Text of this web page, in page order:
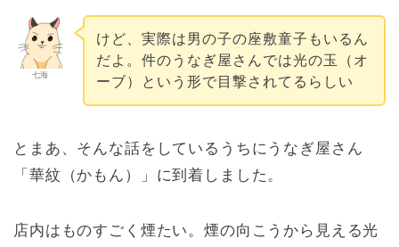
七海
けど、実際は男の子の座敷童子もいるん
だよ。件のうなぎ屋さんでは光の玉（オ
ーブ）という形で目撃されてるらしい
とまあ、そんな話をしているうちにうなぎ屋さん
「華紋（かもん）」に到着しました。
店内はものすごく煙たい。煙の向こうから見える光